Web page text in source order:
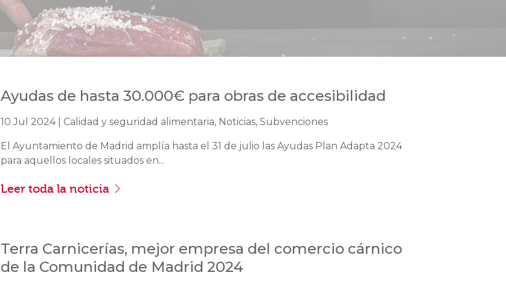
Ayudas de hasta 30.000€ para obras de accesibilidad
10 Jul 2024 | Calidad y seguridad alimentaria, Noticias, Subvenciones
El Ayuntamiento de Madrid amplía hasta el 31 de julio las Ayudas Plan Adapta 2024
para aquellos locales situados en...
Leer toda la noticia
Terra Carnicerías, mejor empresa del comercio cárnico
de la Comunidad de Madrid 2024